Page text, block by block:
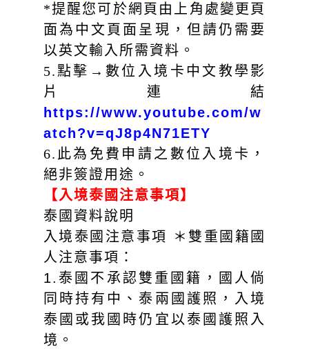
*提醒您可於網頁由上角處變更頁
面為中文頁面呈現，但請仍需要
以英文輸入所需資料。
5.點擊→數位入境卡中文教學影
片連結
https://www.youtube.com/w
atch?v=qJ8p4N71ETY
6.此為免費申請之數位入境卡，
絕非簽證用途。
【入境泰國注意事項】
泰國資料說明
入境泰國注意事項 ＊雙重國籍國
人注意事項：
1.泰國不承認雙重國籍，國人倘
同時持有中、泰兩國護照，入境
泰國或我國時仍宜以泰國護照入
境。